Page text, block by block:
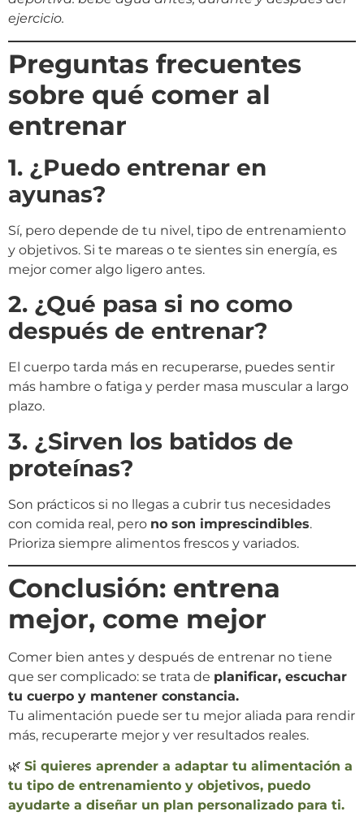
ejercicio.
Preguntas frecuentes
sobre qué comer al
entrenar
1. ¿Puedo entrenar en
ayunas?
Sí, pero depende de tu nivel, tipo de entrenamiento
y objetivos. Si te mareas o te sientes sin energía, es
mejor comer algo ligero antes.
2. ¿Qué pasa si no como
después de entrenar?
El cuerpo tarda más en recuperarse, puedes sentir
más hambre o fatiga y perder masa muscular a largo
plazo.
3. ¿Sirven los batidos de
proteínas?
Son prácticos si no llegas a cubrir tus necesidades
con comida real, pero no son imprescindibles.
Prioriza siempre alimentos frescos y variados.
Conclusión: entrena
mejor, come mejor
Comer bien antes y después de entrenar no tiene
que ser complicado: se trata de planificar, escuchar
tu cuerpo y mantener constancia.
Tu alimentación puede ser tu mejor aliada para rendir
más, recuperarte mejor y ver resultados reales.
🌿 Si quieres aprender a adaptar tu alimentación a
tu tipo de entrenamiento y objetivos, puedo
ayudarte a diseñar un plan personalizado para ti.